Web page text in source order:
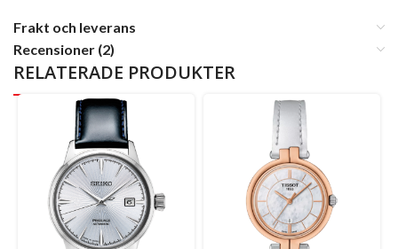
Frakt och leverans
Recensioner (2)
RELATERADE PRODUKTER